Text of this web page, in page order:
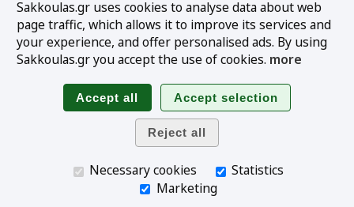
Tools
Online interest calculation
Follow us
Sakkoulas.gr uses cookies to analyse data about web
page traffic, which allows it to improve its services and
your experience, and offer personalised ads. By using
Sakkoulas.gr you accept the use of cookies. more
Necessary cookies
Statistics
Marketing